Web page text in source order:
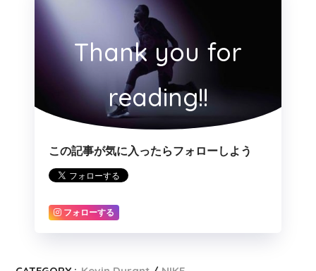
Thank you for
reading!!
この記事が気に入ったらフォローしよう
フォローする